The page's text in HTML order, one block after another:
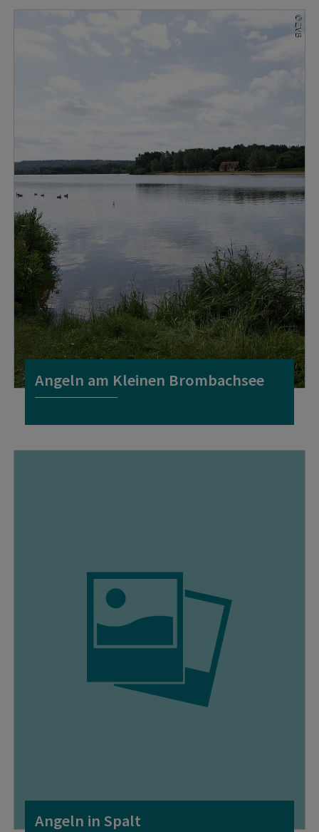
Angeln am Kleinen Brombachsee
Angeln in Spalt